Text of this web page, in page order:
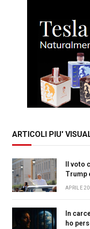
ARTICOLI PIU'
Il
Trump
APRILE
In
ho